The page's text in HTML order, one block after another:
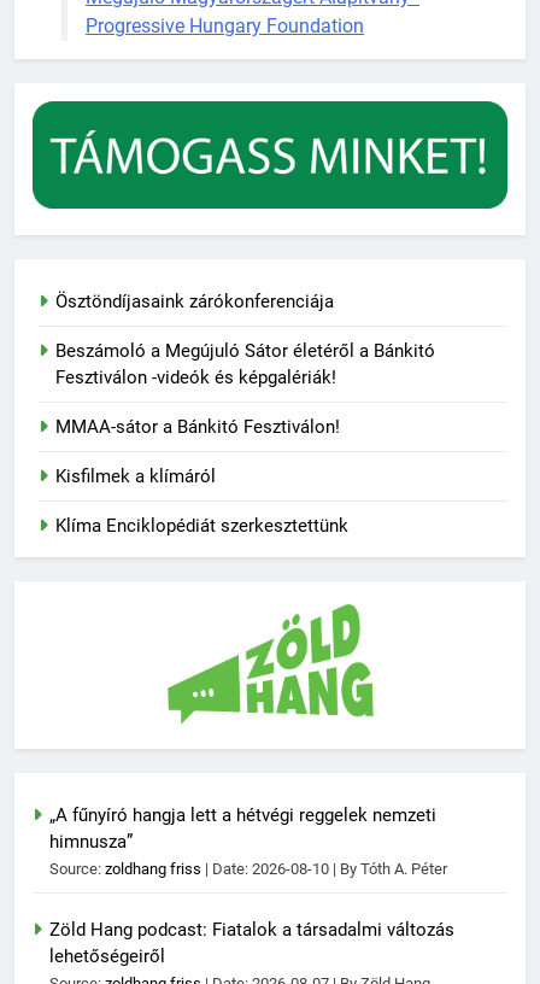
Progressive Hungary Foundation
Ösztöndíjasaink zárókonferenciája
Beszámoló a Megújuló Sátor életéről a Bánkitó
Fesztiválon -videók és képgalériák!
MMAA-sátor a Bánkitó Fesztiválon!
Kisfilmek a klímáról
Klíma Enciklopédiát szerkesztettünk
„A fűnyíró hangja lett a hétvégi reggelek nemzeti
himnusza”
Source: zoldhang friss Date: 2026-08-10 By Tóth A. Péter
Zöld Hang podcast: Fiatalok a társadalmi változás
lehetőségeiről